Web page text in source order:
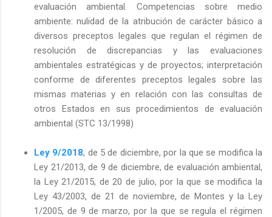
evaluación ambiental. Competencias sobre medio
ambiente: nulidad de la atribución de carácter básico a
diversos preceptos legales que regulan el régimen de
resolución de discrepancias y las evaluaciones
ambientales estratégicas y de proyectos; interpretación
conforme de diferentes preceptos legales sobre las
mismas materias y en relación con las consultas de
otros Estados en sus procedimientos de evaluación
ambiental (STC 13/1998)
Ley 9/2018, de 5 de diciembre, por la que se modifica la
Ley 21/2013, de 9 de diciembre, de evaluación ambiental,
la Ley 21/2015, de 20 de julio, por la que se modifica la
Ley 43/2003, de 21 de noviembre, de Montes y la Ley
1/2005, de 9 de marzo, por la que se regula el régimen